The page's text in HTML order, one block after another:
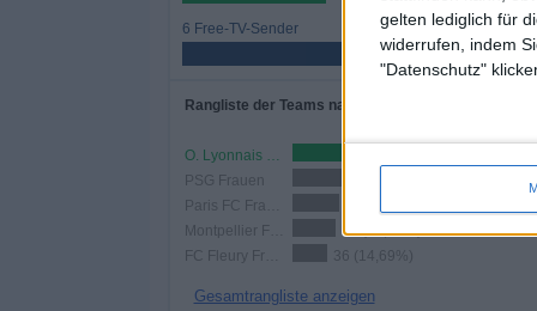
gelten lediglich für
widerrufen, indem
"Datenschutz"
6 Free-TV-Sender
60%
Rangliste der Teams nach Anzahl der Spiele
O. Lyonnais Frauen
PSG Frauen
44 (17,96%)
36 (14,69%)
Gesamtrangliste anzeigen